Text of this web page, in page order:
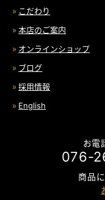
こだわり
本店のご案内
オンラインショップ
ブログ
採用情報
English
お電
076-
商品